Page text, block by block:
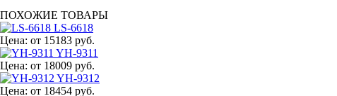
ПОХОЖИЕ ТОВАРЫ
LS-6618
Цена: от 15183 руб.
YH-9311
Цена: от 18009 руб.
YH-9312
Цена: от 18454 руб.